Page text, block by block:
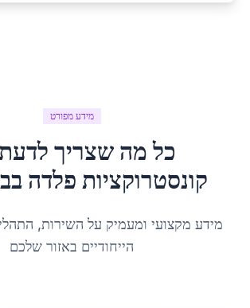
מידע מפורט
כל מה שצריך
קונסטרוקציות פלדה ב
מידע מקצועי ומעמיק על השירות,
הייחודיים באזור שלכם